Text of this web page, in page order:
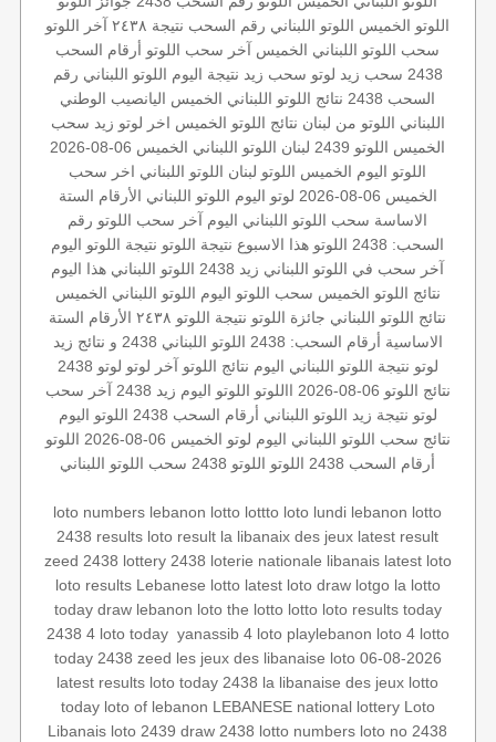
اللوتو الخميس اللوتو اللبناني رقم السحب نتيجة ٢٤٣٨
آخر اللوتو
سحب اللوتو اللبناني الخميس آخر سحب اللوتو أرقام السحب
2438 سحب زيد لوتو سحب زيد نتيجة اليوم اللوتو اللبناني رقم
السحب 2438
نتائج اللوتو اللبناني الخميس اليانصيب الوطني
اللبناني اللوتو من لبنان نتائج اللوتو الخميس اخر لوتو زيد سحب
الخميس اللوتو 2439 لبنان اللوتو اللبناني الخميس 06-08-2026
اللوتو اليوم الخميس اللوتو لبنان اللوتو اللبناني اخر سحب
الخميس 06-08-2026
لوتو اليوم اللوتو اللبناني الأرقام الستة
الاساسة سحب اللوتو اللبناني اليوم آخر سحب اللوتو رقم
السحب: 2438
اللوتو هذا الاسبوع نتيجة اللوتو نتيجة اللوتو اليوم
آخر سحب في اللوتو اللبناني زيد 2438
اللوتو اللبناني هذا اليوم
نتائج اللوتو الخميس سحب اللوتو اليوم اللوتو اللبناني الخميس
نتائج اللوتو اللبناني جائزة اللوتو نتيجة اللوتو ٢٤٣٨
الأرقام الستة
الاساسية أرقام السحب: 2438
اللوتو اللبناني 2438 و نتائج زيد
لوتو نتيجة اللوتو اللبناني اليوم نتائج اللوتو آخر لوتو لوتو 2438
نتائج اللوتو 06-08-2026
االلوتو اللوتو اليوم زيد 2438
آخر سحب
لوتو نتيجة زيد اللوتو اللبناني أرقام السحب 2438
اللوتو اليوم
نتائج سحب اللوتو اللبناني اليوم لوتو الخميس 06-08-2026
اللوتو
أرقام السحب 2438
اللوتو اللوتو 2438 سحب اللوتو اللبناني
loto numbers lebanon lotto lottto loto lundi lebanon lotto
2438 results loto result la libanaix des jeux latest result
zeed 2438 lottery 2438 loterie nationale libanais latest loto
loto results Lebanese lotto latest loto draw lotgo la lotto
today draw lebanon loto the lotto lotto loto results today
2438 4 loto today yanassib 4 loto playlebanon loto 4 lotto
today 2438 zeed les jeux des libanaise loto 06-08-2026
latest results loto today 2438 la libanaise des jeux lotto
today loto of lebanon LEBANESE national lottery Loto
Libanais loto 2439 draw 2438 lotto numbers loto no 2438